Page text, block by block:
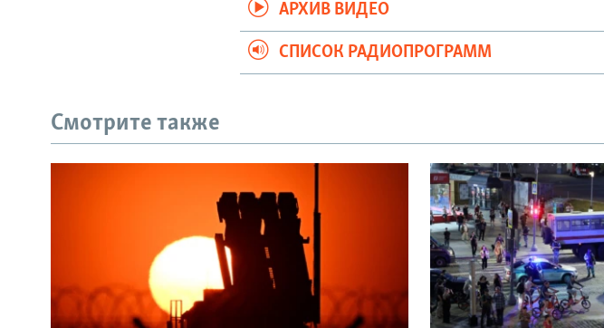
АРХИВ ВИДЕО
СПИСОК РАДИОПРОГРАММ
Смотрите также